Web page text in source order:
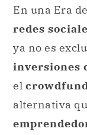
En una Era de
redes
ya no es
inversiones
el
alternativa